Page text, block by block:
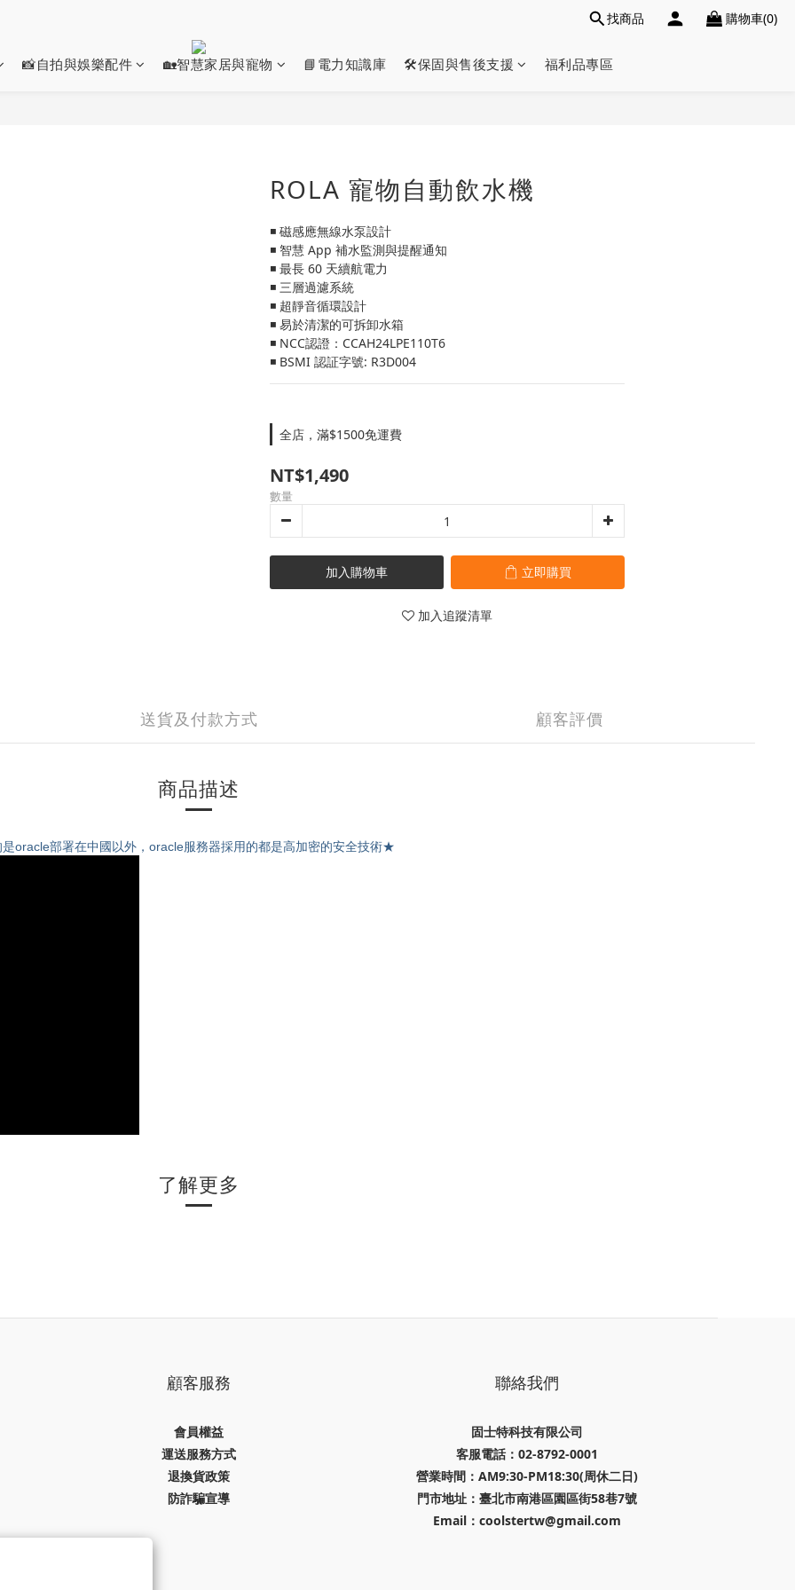
找商品 購物車(0)
📸自拍與娛樂配件 🏡智慧家居與寵物 📘電力知識庫 🛠️保固與售後支援 福利品專區
ROLA 寵物自動飲水機
◾ 磁感應無線水泵設計
◾ 智慧 App 補水監測與提醒通知
◾ 最長 60 天續航電力
◾ 三層過濾系統
◾ 超靜音循環設計
◾ 易於清潔的可拆卸水箱
◾ NCC認證：CCAH24LPE110T6
◾ BSMI 認証字號: R3D004
全店，滿$1500免運費
NT$1,490
數量
加入購物車 立即購買
加入追蹤清單
送貨及付款方式 顧客評價
商品描述
oracle部署在中國以外，oracle服務器採用的都是高加密的安全技術★
了解更多
顧客服務
會員權益
運送服務方式
退換貨政策
防詐騙宣導
聯絡我們
固士特科技有限公司
客服電話：02-8792-0001
營業時間：AM9:30-PM18:30(周休二日)
門市地址：臺北市南港區園區街58巷7號
Email：coolstertw@gmail.com